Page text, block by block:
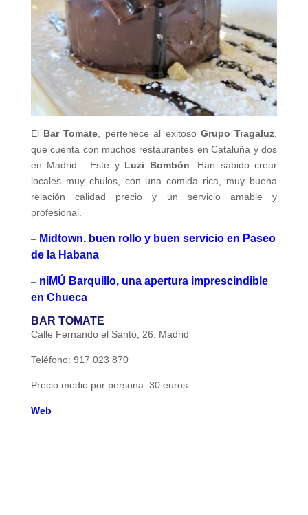
El Bar Tomate, pertenece al exitoso Grupo Tragaluz,
que cuenta con muchos restaurantes en Cataluña y dos
en Madrid. Este y Luzi Bombón. Han sabido crear
locales muy chulos, con una comida rica, muy buena
relación calidad precio y un servicio amable y
profesional.
– Midtown, buen rollo y buen servicio en Paseo
de la Habana
– niMÚ Barquillo, una apertura imprescindible
en Chueca
BAR TOMATE
Calle Fernando el Santo, 26. Madrid
Teléfono: 917 023 870
Precio medio por persona: 30 euros
Web